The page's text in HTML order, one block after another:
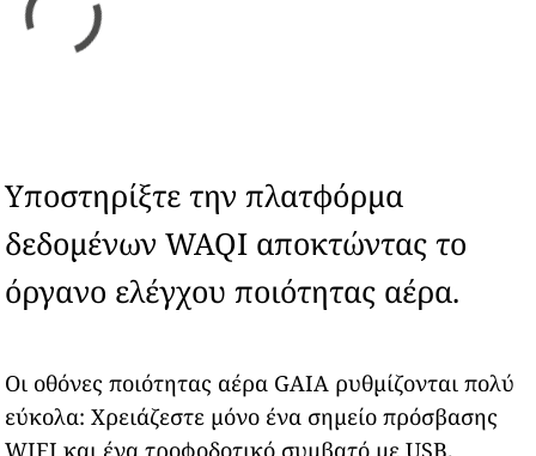
Υποστηρίξτε την πλατφόρμα
δεδομένων WAQI αποκτώντας το
όργανο ελέγχου ποιότητας αέρα.
Οι οθόνες ποιότητας αέρα GAIA ρυθμίζονται πολύ
εύκολα: Χρειάζεστε μόνο ένα σημείο πρόσβασης
WIFI και ένα τροφοδοτικό συμβατό με USB.